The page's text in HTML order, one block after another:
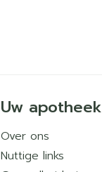
Uw apotheek
Over ons
Nuttige links